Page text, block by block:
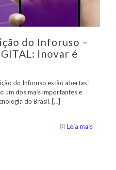
do Inforuso –
Inovar é
do Inforuso estão abertas!
um dos mais importantes e
do Brasil. […]
Leia mais